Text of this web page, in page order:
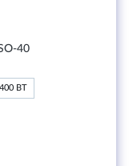
40
400 ВТ